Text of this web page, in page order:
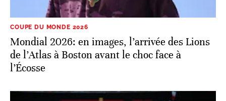
COUPE DU MONDE 2026
Mondial 2026: en images, l’arrivée des Lions
de l’Atlas à Boston avant le choc face à